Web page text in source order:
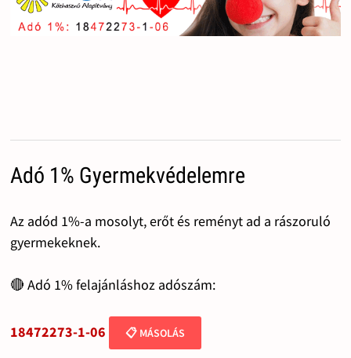
Adó 1% Gyermekvédelemre
Az adód 1%-a mosolyt, erőt és reményt ad a rászoruló
gyermekeknek.
🔴 Adó 1% felajánláshoz adószám:
18472273-1-06 📋 MÁSOLÁS